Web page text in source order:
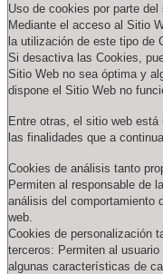
Uso de cookies por parte del
Mediante el acceso al Sitio
la utilización de este tipo de
Si desactiva las Cookies,
Sitio Web no sea óptima y
dispone el Sitio Web no
Entre otras, el sitio web
las finalidades que a
Cookies de análisis tanto
Permiten al responsable de
análisis del comportamiento
web.
Cookies de personalización
terceros: Permiten al
algunas características de